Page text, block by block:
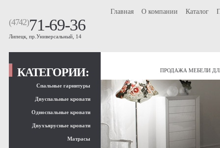
(4742)71-69-36
Липецк, пр.Универсальный, 14
Главная О компании Каталог
КАТЕГОРИИ:
Спальные гарнитуры
Двуспальные кровати
Односпальные кровати
Двухъярусные кровати
Матрасы
ПРОДАЖА МЕБЕЛИ